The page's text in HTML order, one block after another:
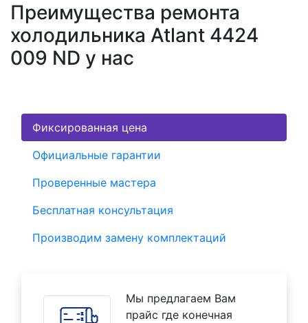
Преимущества ремонта
холодильника Atlant 4424
009 ND у нас
Фиксированная цена
Официальные гарантии
Проверенные мастера
Бесплатная консультация
Производим замену комплектаций
Мы предлагаем Вам
прайс где конечная